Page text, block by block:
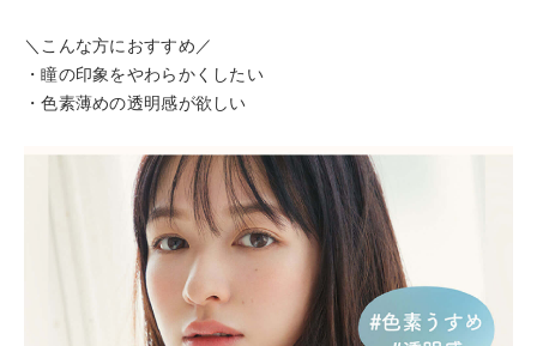
＼こんな方におすすめ／
・瞳の印象をやわらかくしたい
・色素薄めの透明感が欲しい